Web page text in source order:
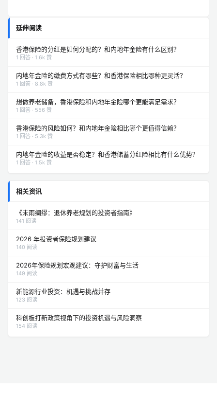
延伸阅读
香港保险的分红是如何分配的？和内地年金险有什么区别？
1 回答 · 1.6k 赞
内地年金险的缴费方式有哪些？和香港保险相比哪种更灵活？
1 回答 · 8.8k 赞
想做养老储备，香港保险和内地年金险哪个更能满足需求？
1 回答 · 556 赞
香港保险的风险如何？和内地年金险相比哪个更值得信赖？
1 回答 · 5.3k 赞
内地年金险的收益是否稳定？和香港储蓄分红险相比有什么优势？
1 回答 · 1.5k 赞
相关资讯
《未雨绸缪：退休养老规划的投资者指南》
141 阅读
2026 年投资者保险规划建议
140 阅读
2026年保险规划宏观建议：守护财富与生活
149 阅读
新能源行业投资：机遇与挑战并存
123 阅读
科创板打新政策视角下的投资机遇与风险洞察
154 阅读